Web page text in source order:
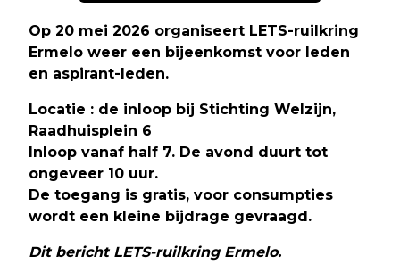
Op 20 mei 2026 organiseert LETS-ruilkring
Ermelo weer een bijeenkomst voor leden
en aspirant-leden.
Locatie : de inloop bij Stichting Welzijn,
Raadhuisplein 6
Inloop vanaf half 7. De avond duurt tot
ongeveer 10 uur.
De toegang is gratis, voor consumpties
wordt een kleine bijdrage gevraagd.
Dit bericht LETS-ruilkring Ermelo.